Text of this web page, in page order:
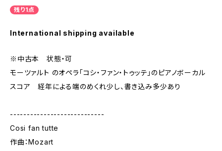
残り1点
International shipping available
※中古本 状態・可
モーツァルト のオペラ「コシ・ファン・トゥッテ」のピアノボーカル
スコア 経年による端のめくれ少し、書き込み多少あり
----------------------------
Cosi fan tutte
作曲：Mozart